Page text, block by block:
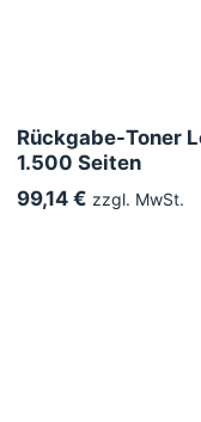
Rückgabe-Toner
1.500 Seiten
99,14 € zzgl. MwSt.